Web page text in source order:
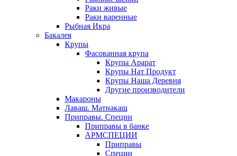
Раки живые
Раки варенные
Рыбная Икра
Бакалея
Крупы
Фасованная крупа
Крупы Арарат
Крупы Нат Продукт
Крупы Наша Деревня
Другие производители
Макароны
Лаваш. Матнакаш
Приправы. Специи
Приправы в банке
АРМСПЕЦИИ
Приправы
Специи